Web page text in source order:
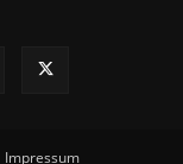
Impressum